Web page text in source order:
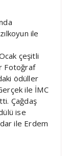
ile
çeşitli
Fotoğraf
ödüller
ile İMC
Çağdaş
ise
ile Erdem